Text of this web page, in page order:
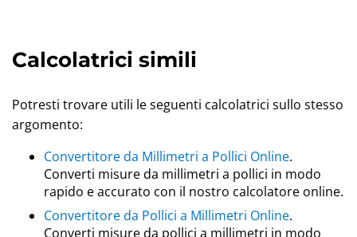
Calcolatrici simili
Potresti trovare utili le seguenti calcolatrici sullo stesso
argomento:
Convertitore da Millimetri a Pollici Online.
Converti misure da millimetri a pollici in modo
rapido e accurato con il nostro calcolatore online.
Convertitore da Pollici a Millimetri Online.
Converti misure da pollici a millimetri in modo